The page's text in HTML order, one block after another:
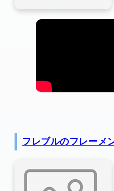
フレブルのフレーメ